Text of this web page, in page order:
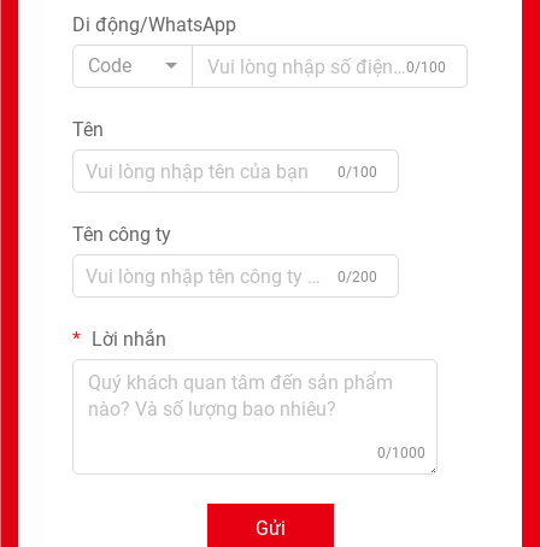
Di động/WhatsApp
Code
0/100
Tên
0/100
Tên công ty
0/200
Lời nhắn
0/1000
Gửi